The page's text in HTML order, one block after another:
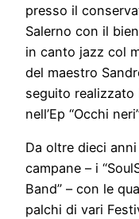
presso il
Salerno con il
in canto jazz col
del maestro
seguito realizzato
nell’Ep “Occhi
Da oltre dieci
campane – i
Band” – con le
palchi di vari